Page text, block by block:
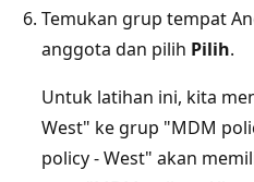
Temukan grup tempat
anggota dan pilih Pilih.
Untuk latihan ini, kita
West" ke grup "MDM
policy - West" akan